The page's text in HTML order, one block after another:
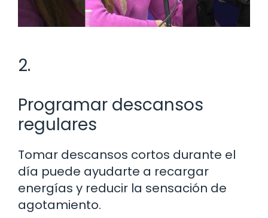
2.
Programar descansos
regulares
Tomar descansos cortos durante el
día puede ayudarte a recargar
energías y reducir la sensación de
agotamiento.